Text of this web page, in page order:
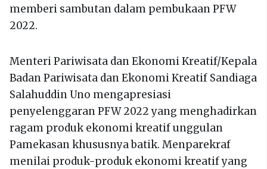
memberi sambutan dalam pembukaan PFW
2022.
Menteri Pariwisata dan Ekonomi Kreatif/Kepala
Badan Pariwisata dan Ekonomi Kreatif Sandiaga
Salahuddin Uno mengapresiasi
penyelenggaran PFW 2022 yang menghadirkan
ragam produk ekonomi kreatif unggulan
Pamekasan khususnya batik. Menparekraf
menilai produk-produk ekonomi kreatif yang